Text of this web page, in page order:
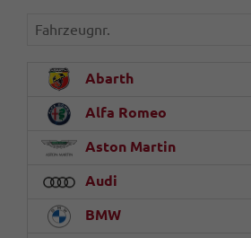
Fahrzeugnr.
Abarth
Alfa Romeo
Aston Martin
Audi
BMW